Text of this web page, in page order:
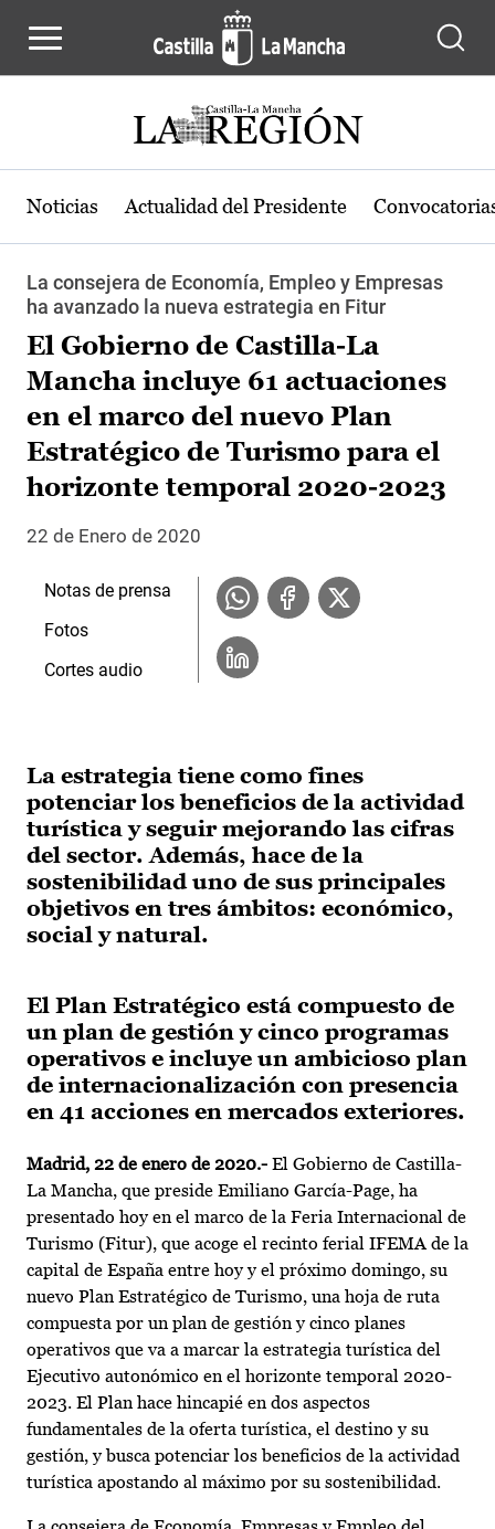
Noticias Actualidad del Presidente
La consejera de Economía, Empleo y Empresas
ha avanzado la nueva estrategia en Fitur
El Gobierno de Castilla-La
Mancha incluye 61 actuaciones
en el marco del nuevo Plan
Estratégico de Turismo para el
horizonte temporal 2020-2023
22 de Enero de 2020
La estrategia tiene como fines
potenciar los beneficios de la actividad
turística y seguir mejorando las cifras
del sector. Además, hace de la
sostenibilidad uno de sus principales
objetivos en tres ámbitos: económico,
social y natural.
El Plan Estratégico está compuesto de
un plan de gestión y cinco programas
operativos e incluye un ambicioso plan
de internacionalización con presencia
en 41 acciones en mercados exteriores.
Madrid, 22 de enero de 2020.- El Gobierno de Castilla-
La Mancha, que preside Emiliano García-Page, ha
presentado hoy en el marco de la Feria Internacional de
Turismo (Fitur), que acoge el recinto ferial IFEMA de la
capital de España entre hoy y el próximo domingo, su
nuevo Plan Estratégico de Turismo, una hoja de ruta
compuesta por un plan de gestión y cinco planes
operativos que va a marcar la estrategia turística del
Ejecutivo autonómico en el horizonte temporal 2020-
2023. El Plan hace hincapié en dos aspectos
fundamentales de la oferta turística, el destino y su
gestión, y busca potenciar los beneficios de la actividad
turística apostando al máximo por su sostenibilidad.
Notas de prensa
Fotos
Cortes audio